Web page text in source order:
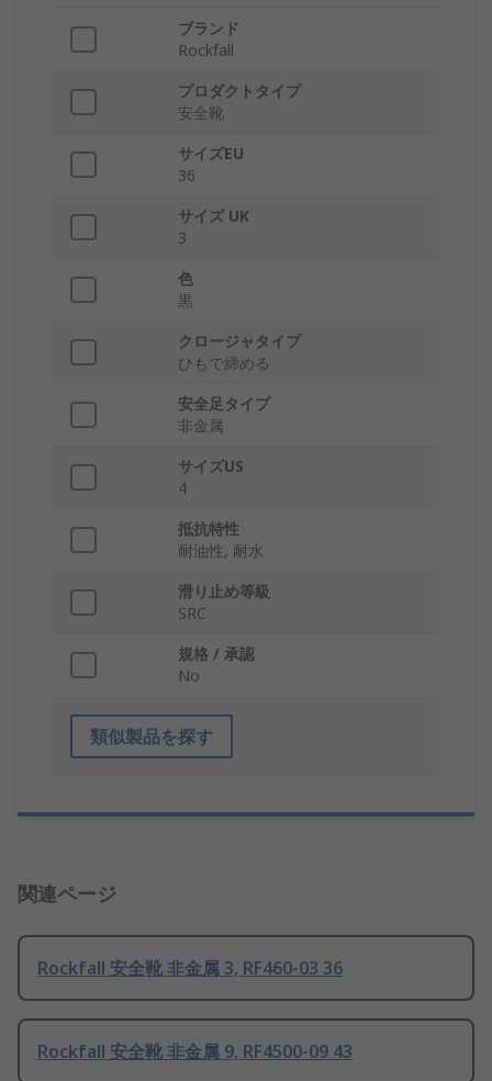
ブランド
Rockfall
プロダクトタイプ
安全靴
サイズEU
36
サイズ UK
3
色
黒
クロージャタイプ
ひもで締める
安全足タイプ
非金属
サイズUS
4
抵抗特性
耐油性, 耐水
滑り止め等級
SRC
規格 / 承認
No
類似製品を探す
関連ページ
Rockfall 安全靴 非金属 3, RF460-03 36
Rockfall 安全靴 非金属 9, RF4500-09 43